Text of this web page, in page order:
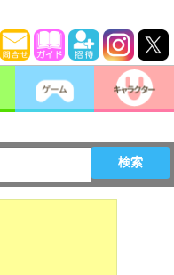
検索